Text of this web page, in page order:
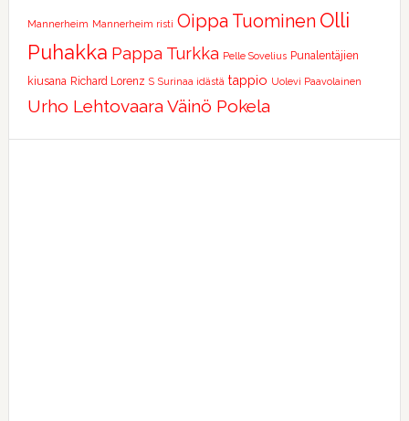
Mannerheim Mannerheim risti Oippa Tuominen Olli
Puhakka Pappa Turkka Pelle Sovelius Punalentäjien
kiusana Richard Lorenz S Surinaa idästä tappio Uolevi Paavolainen
Urho Lehtovaara Väinö Pokela